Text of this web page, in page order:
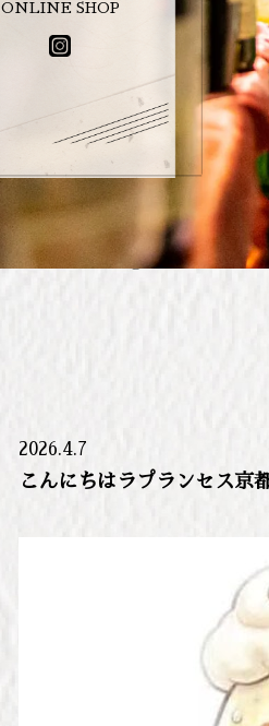
ONLINE SHOP
Instagram投稿
2026.4.7
こんにちはラプランセス京